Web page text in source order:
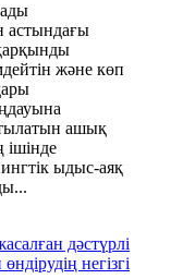
астындағы
және көп
ашық
ішінде
ыдыс-аяқ